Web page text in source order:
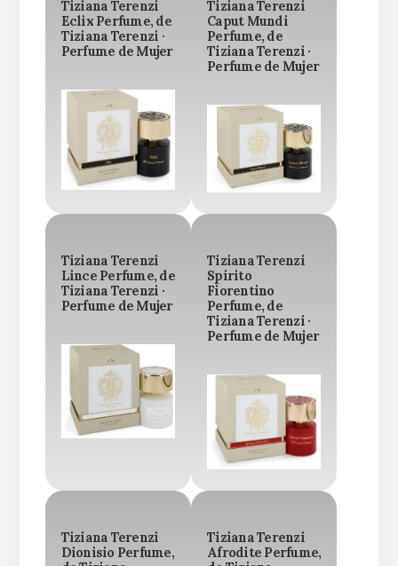
Tiziana Terenzi
Eclix Perfume, de
Tiziana Terenzi ·
Perfume de Mujer
Tiziana Terenzi
Caput Mundi
Perfume, de
Tiziana Terenzi ·
Perfume de Mujer
Tiziana Terenzi
Lince Perfume, de
Tiziana Terenzi ·
Perfume de Mujer
Tiziana Terenzi
Spirito
Fiorentino
Perfume, de
Tiziana Terenzi ·
Perfume de Mujer
Tiziana Terenzi
Dionisio Perfume,
Tiziana Terenzi
Afrodite Perfume,